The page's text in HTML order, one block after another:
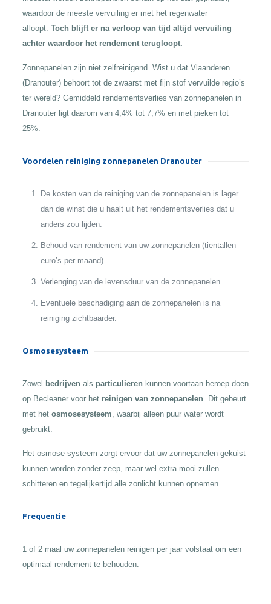
waardoor de meeste vervuiling er met het regenwater
afloopt. Toch blijft er na verloop van tijd altijd vervuiling
achter waardoor het rendement terugloopt.
Zonnepanelen zijn niet zelfreinigend. Wist u dat Vlaanderen
(Dranouter) behoort tot de zwaarst met fijn stof vervuilde regio’s
ter wereld? Gemiddeld rendementsverlies van zonnepanelen in
Dranouter ligt daarom van 4,4% tot 7,7% en met pieken tot
25%.
Voordelen reiniging zonnepanelen Dranouter
De kosten van de reiniging van de zonnepanelen is lager
dan de winst die u haalt uit het rendementsverlies dat u
anders zou lijden.
Behoud van rendement van uw zonnepanelen (tientallen
euro’s per maand).
Verlenging van de levensduur van de zonnepanelen.
Eventuele beschadiging aan de zonnepanelen is na
reiniging zichtbaarder.
Osmosesysteem
Zowel bedrijven als particulieren kunnen voortaan beroep doen
op Becleaner voor het reinigen van zonnepanelen. Dit gebeurt
met het osmosesysteem, waarbij alleen puur water wordt
gebruikt.
Het osmose systeem zorgt ervoor dat uw zonnepanelen gekuist
kunnen worden zonder zeep, maar wel extra mooi zullen
schitteren en tegelijkertijd alle zonlicht kunnen opnemen.
Frequentie
1 of 2 maal uw zonnepanelen reinigen per jaar volstaat om een
optimaal rendement te behouden.